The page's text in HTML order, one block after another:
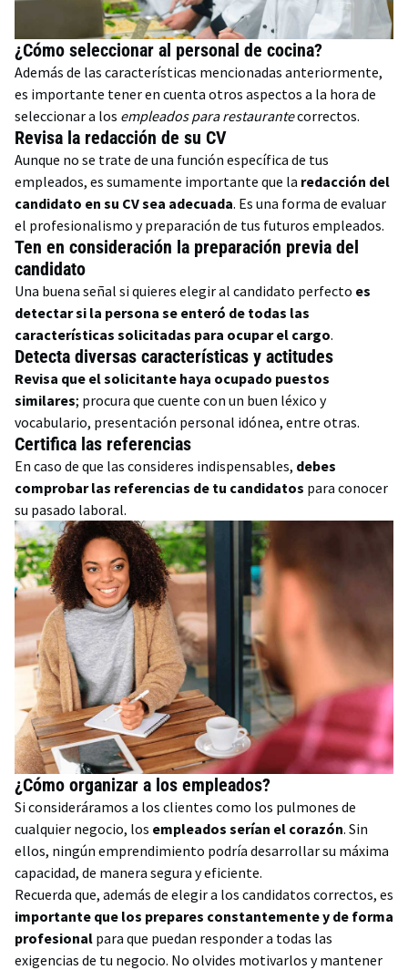
¿Cómo seleccionar al personal de cocina?
Además de las características mencionadas anteriormente,
es importante tener en cuenta otros aspectos a la hora de
seleccionar a los empleados para restaurantecorrectos.
Revisa la redacción de su CV
Aunque no se trate de una función específica de tus
empleados, es sumamente importante que la redacción del
candidato en su CVsea adecuada. Es una forma de evaluar
el profesionalismo y preparación de tus futuros empleados.
Ten en consideración la preparación previa del
candidato
Una buena señal si quieres elegir al candidato perfecto es
detectar si la persona se enteró de todas las
características solicitadas para ocupar el cargo.
Detecta diversas características y actitudes
Revisa que el solicitante haya ocupado puestos
similares; procura que cuente con un buen léxico y
vocabulario, presentación personal idónea, entre otras.
Certifica las referencias
En caso de que las consideres indispensables, debes
comprobar las referencias de tu candidatos para conocer
su pasado laboral.
¿Cómo organizar a los empleados?
Si consideráramos a los clientes como los pulmones de
cualquier negocio, los empleados serían el corazón. Sin
ellos, ningún emprendimiento podría desarrollar su máxima
capacidad, de manera segura y eficiente.
Recuerda que, además de elegir a los candidatos correctos, es
importante que los prepares constantemente y de forma
profesional para que puedan responder a todas las
exigencias de tu negocio. No olvides motivarlos y mantener